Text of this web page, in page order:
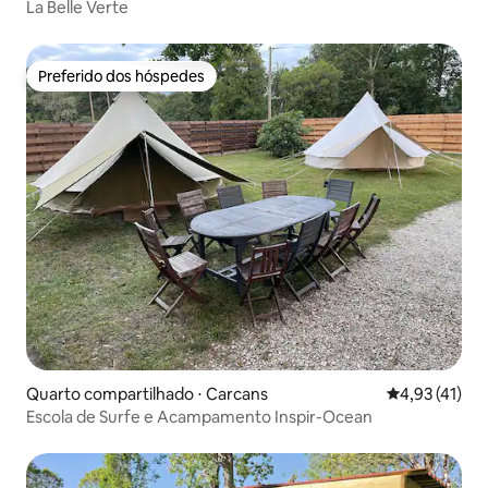
La Belle Verte
Preferido dos hóspedes
Preferido dos hóspedes
Quarto compartilhado ⋅ Carcans 4,93 de uma
4,93 (41)
Escola de Surfe e Acampamento Inspir-Ocean